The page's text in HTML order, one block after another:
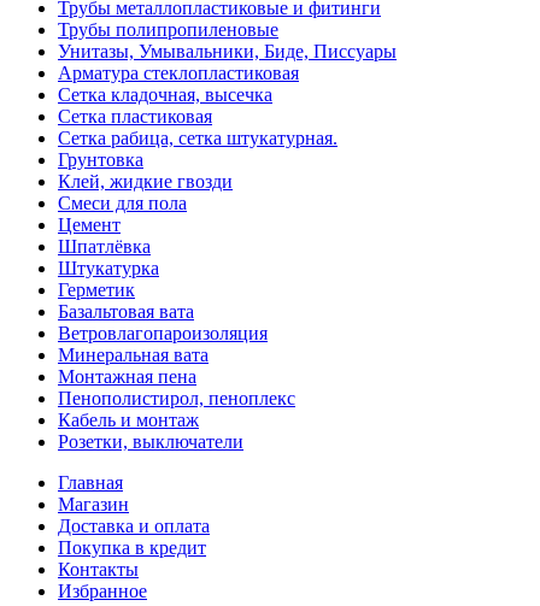
Трубы металлопластиковые и фитинги
Трубы полипропиленовые
Унитазы, Умывальники, Биде, Писсуары
Арматура стеклопластиковая
Сетка кладочная, высечка
Сетка пластиковая
Сетка рабица, сетка штукатурная.
Грунтовка
Клей, жидкие гвозди
Смеси для пола
Цемент
Шпатлёвка
Штукатурка
Герметик
Базальтовая вата
Ветровлагопароизоляция
Минеральная вата
Монтажная пена
Пенополистирол, пеноплекс
Кабель и монтаж
Розетки, выключатели
Главная
Магазин
Доставка и оплата
Покупка в кредит
Контакты
Избранное